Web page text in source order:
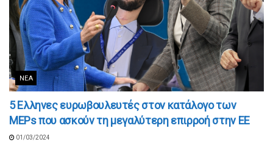
ΝΈΑ
5 Ελληνες ευρωβουλευτές στον κατάλογο των
MEPs που ασκούν τη μεγαλύτερη επιρροή στην EE
01/03/2024